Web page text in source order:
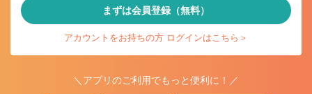
まずは会員登録（無料）
アカウントをお持ちの方 ログインはこちら＞
＼アプリのご利用でもっと便利に！／